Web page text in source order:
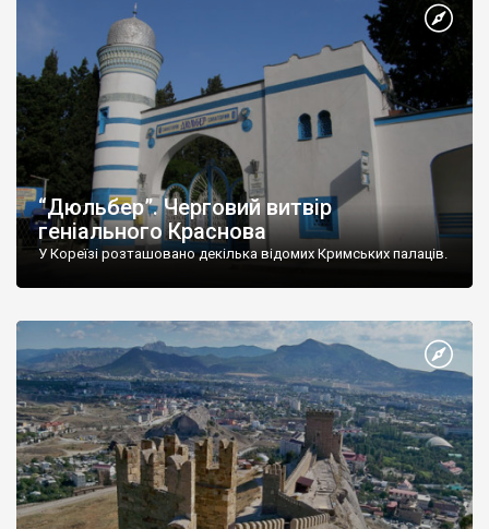
“Дюльбер”. Черговий витвір
геніального Краснова
У Кореїзі розташовано декілька відомих Кримських палаців.